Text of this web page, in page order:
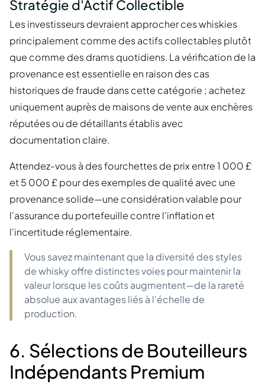
Stratégie d'Actif Collectible
Les investisseurs devraient approcher ces whiskies
principalement comme des actifs collectables plutôt
que comme des drams quotidiens. La vérification de la
provenance est essentielle en raison des cas
historiques de fraude dans cette catégorie ; achetez
uniquement auprès de maisons de vente aux enchères
réputées ou de détaillants établis avec
documentation claire.
Attendez-vous à des fourchettes de prix entre 1 000 £
et 5 000 £ pour des exemples de qualité avec une
provenance solide—une considération valable pour
l'assurance du portefeuille contre l'inflation et
l'incertitude réglementaire.
Vous savez maintenant que la diversité des styles
de whisky offre distinctes voies pour maintenir la
valeur lorsque les coûts augmentent—de la rareté
absolue aux avantages liés à l'échelle de
production.
6. Sélections de Bouteilleurs
Indépendants Premium